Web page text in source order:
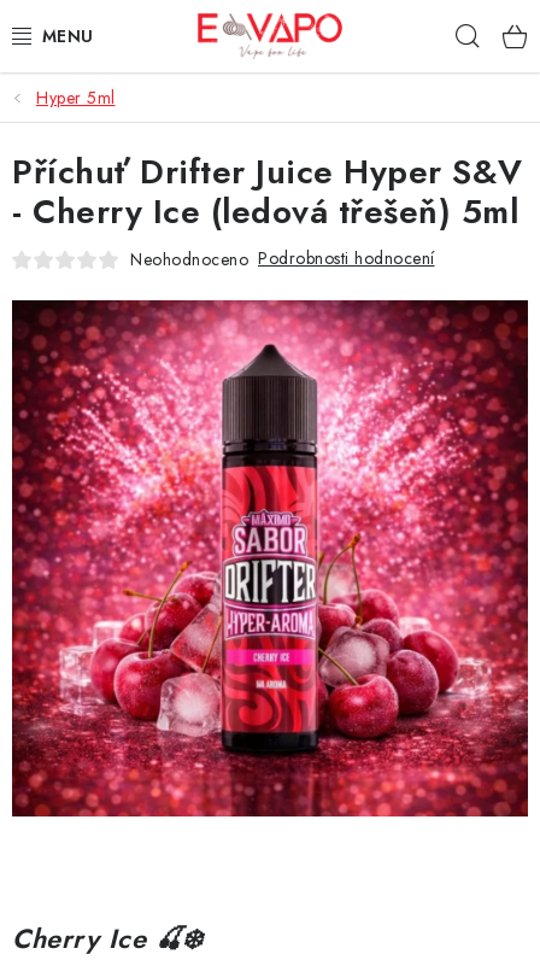
na
3D TISK
TIPY ZA DOBROU CENU
AROMATA A PŘÍCHUTĚ
E-LIQUIDY
E-CIGARETY
NIKOTINOVÉ SÁČKY
DÁRKOVÉ VOUCHERY
ATOMIZÉRY A CARTRIDGE
DIY
BATERIE A NABÍJEČKY
GRIPY & MODY
Hyper 5ml
Cherry Ice 🍒❄️
Příchuť Drifter Juice Hyper S&V
- Cherry Ice (ledová třešeň) 5ml
Neohodnoceno Podrobnosti hodnocení